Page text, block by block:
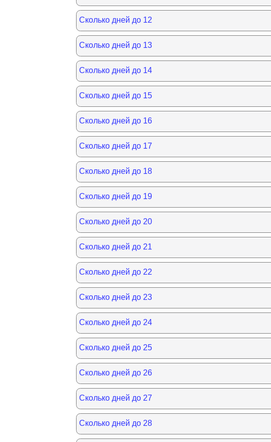
Сколько дней до 12
Сколько дней до 13
Сколько дней до 14
Сколько дней до 15
Сколько дней до 16
Сколько дней до 17
Сколько дней до 18
Сколько дней до 19
Сколько дней до 20
Сколько дней до 21
Сколько дней до 22
Сколько дней до 23
Сколько дней до 24
Сколько дней до 25
Сколько дней до 26
Сколько дней до 27
Сколько дней до 28